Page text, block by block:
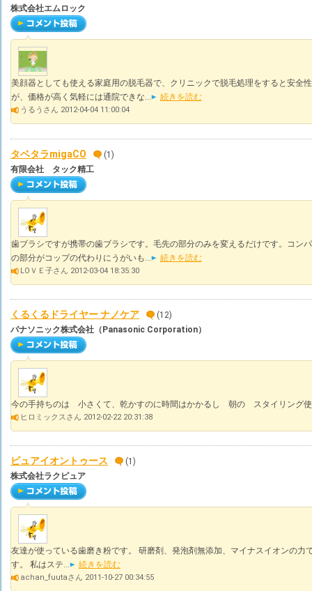
株式会社エムロック
美顔器としても使える家庭用の脱毛器で、クリニックで脱毛処理をすると安全
が、価格が高く気軽には通院できな...
続きを読む
うるうさん 2012-04-04 11:00:04
タベタラmigaCO
(1)
有限会社 タック精工
歯ブラシですが携帯の歯ブラシです。毛先の部分のみを変えるだけです。コン
の部分がコップの代わりにうがいも...
続きを読む
LOＶＥ子さん 2012-03-04 18:35:30
くるくるドライヤー ナノケア
(12)
パナソニック株式会社（Panasonic Corporation）
今の手持ちのは 小さくて、乾かすのに時間はかかるし 朝の スタイリング使
ヒロミックスさん 2012-02-22 20:31:38
ピュアイオントゥース
(1)
株式会社ラクピュア
友達が使っている歯磨き粉です。 研磨剤、発泡剤無添加、マイナスイオンの力
す。 私はステ...
続きを読む
achan_fuutaさん 2011-10-27 00:34:55